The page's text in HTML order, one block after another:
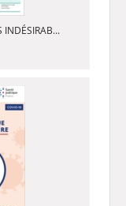
INDÉSIRAB...